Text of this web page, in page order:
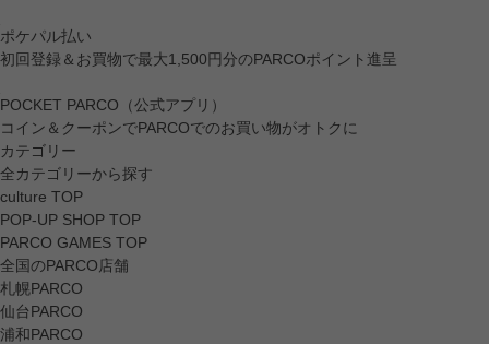
ポケパル払い
初回登録＆お買物で最大1,500円分のPARCOポイント進呈
POCKET PARCO（公式アプリ）
コイン＆クーポンでPARCOでのお買い物がオトクに
カテゴリー
全カテゴリーから探す
culture TOP
POP-UP SHOP TOP
PARCO GAMES TOP
全国のPARCO店舗
札幌PARCO
仙台PARCO
浦和PARCO